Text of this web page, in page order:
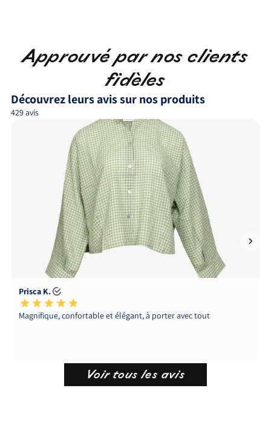
Approuvé par nos clients
fidèles
Voir tous les avis